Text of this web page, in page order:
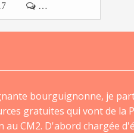
 …
bourguignonne, je
gratuites qui vont de la
au CM2. D'abord chargée